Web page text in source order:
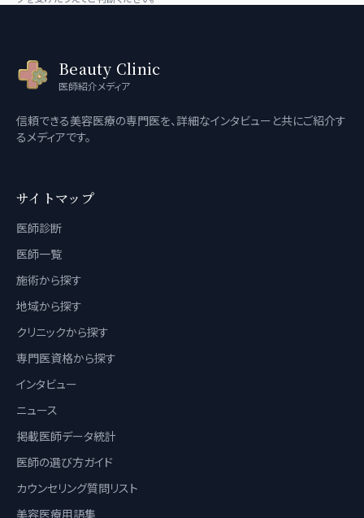
Beauty Clinic
医師紹介メディア
信頼できる美容医療の専門医を、詳細なインタビューと共にご紹介す
るメディアです。
サイトマップ
医師診断
医師一覧
施術から探す
地域から探す
クリニックから探す
専門医資格から探す
インタビュー
ニュース
掲載医師データ統計
医師の選び方ガイド
カウンセリング質問リスト
美容医療用語集